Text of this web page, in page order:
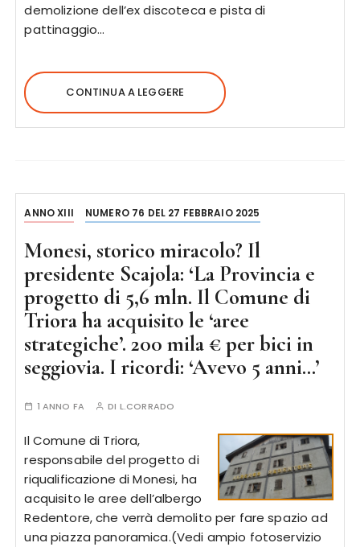
demolizione dell’ex discoteca e pista di
pattinaggio…
CONTINUA A LEGGERE
ANNO XIII NUMERO 76 DEL 27 FEBBRAIO 2025
Monesi, storico miracolo? Il
presidente Scajola: ‘La Provincia e
progetto di 5,6 mln. Il Comune di
Triora ha acquisito le ‘aree
strategiche’. 200 mila € per bici in
seggiovia. I ricordi: ‘Avevo 5 anni…’
1 ANNO FA DI L.CORRADO
Il Comune di Triora,
responsabile del progetto di
riqualificazione di Monesi, ha
acquisito le aree dell’albergo
Redentore, che verrà demolito per fare spazio ad
una piazza panoramica.(Vedi ampio fotoservizio